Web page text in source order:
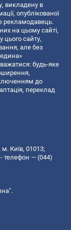
викладену в
опублікованої
рекламодавець.
на цьому сайті,
цього сайту,
але без
будь-яке
до
переклад
Київ, 01013;
телефон — (044)